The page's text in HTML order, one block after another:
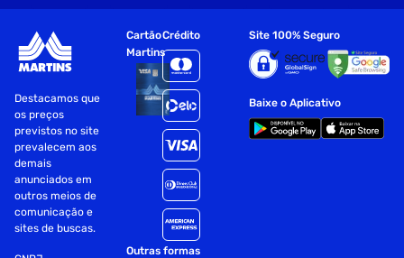
Destacamos que
os preços
previstos no site
prevalecem aos
demais
anunciados em
outros meios de
comunicação e
sites de buscas.
Cartão
Martins
Crédito
Outras formas
Site 100% Seguro
Baixe o Aplicativo